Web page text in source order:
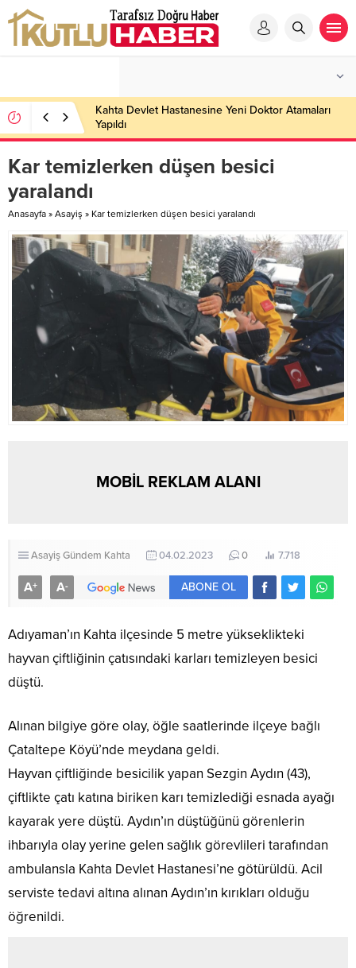
Kahta Devlet Hastanesine Yeni Doktor Atamaları
Yapıldı
Kar temizlerken düşen besici
yaralandı
Anasayfa » Asayiş » Kar temizlerken düşen besici yaralandı
MOBİL REKLAM ALANI
AsayişGündem Kahta 04.02.2023 0 7.718
A+ A- ABONE OL
Adıyaman’ın Kahta ilçesinde 5 metre yükseklikteki
hayvan çiftliğinin çatısındaki karları temizleyen besici
düştü.
Alınan bilgiye göre olay, öğle saatlerinde ilçeye bağlı
Çataltepe Köyü’nde meydana geldi.
Hayvan çiftliğinde besicilik yapan Sezgin Aydın (43),
çiftlikte çatı katına biriken karı temizlediği esnada ayağı
kayarak yere düştü. Aydın’ın düştüğünü görenlerin
ihbarıyla olay yerine gelen sağlık görevlileri tarafından
ambulansla Kahta Devlet Hastanesi’ne götürüldü. Acil
serviste tedavi altına alınan Aydın’ın kırıkları olduğu
öğrenildi.